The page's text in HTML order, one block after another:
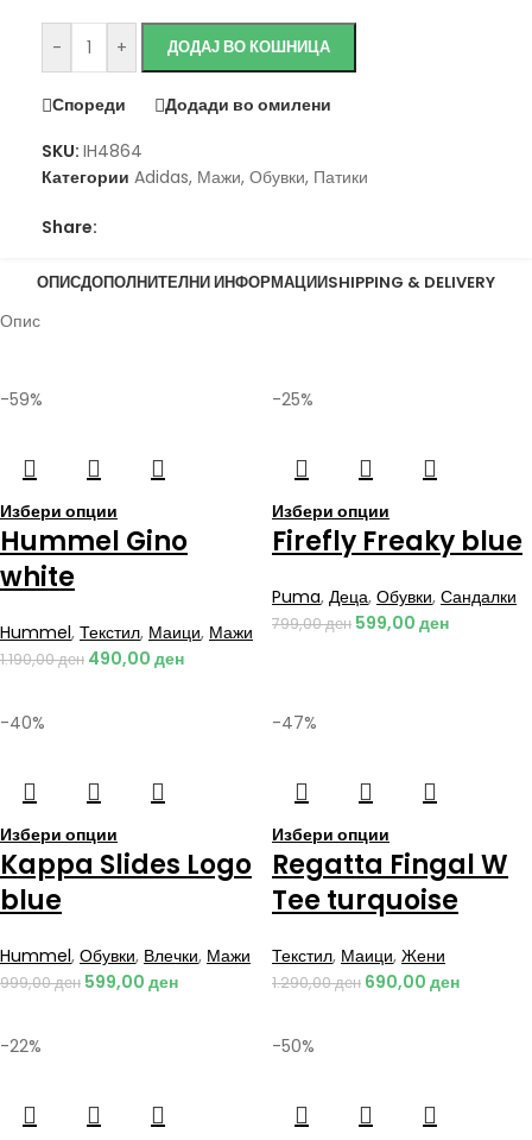
- + ДОДАЈ ВО КОШНИЦА
Спореди
Додади во омилени
SKU: IH4864
Категории Adidas, Мажи, Обувки, Патики
Share:
ОПИСДОПОЛНИТЕЛНИ ИНФОРМАЦИИSHIPPING & DELIVERY
Опис
-59%
Избери опции
Hummel Gino
white
Hummel, Текстил, Маици, Мажи
1.190,00ден 490,00 ден
-25%
Избери опции
Firefly Freaky blue
Puma, Деца, Обувки, Сандалки
799,00ден 599,00 ден
-40%
Избери опции
Kappa Slides Logo
blue
Hummel, Обувки, Влечки, Мажи
999,00ден 599,00 ден
-47%
Избери опции
Regatta Fingal W
Tee turquoise
Текстил, Маици, Жени
1.290,00ден 690,00 ден
-22% -50%